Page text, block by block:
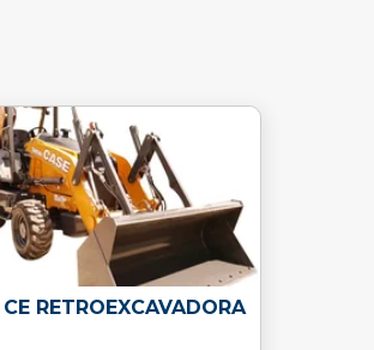
RETROEXCAVADORA